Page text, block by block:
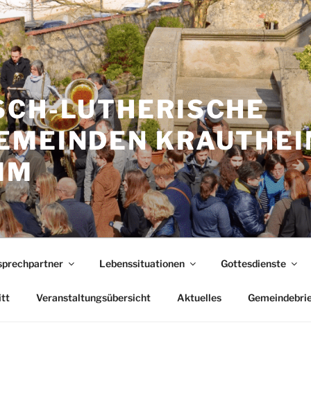
LUTHERISCHE
Lebenssituationen Gottesdienste
Veranstaltungsübersicht Aktuelles